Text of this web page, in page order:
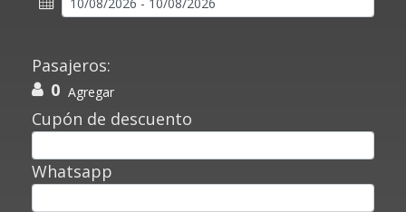
Pasajeros:
0 Agregar
Cupón de descuento
Whatsapp